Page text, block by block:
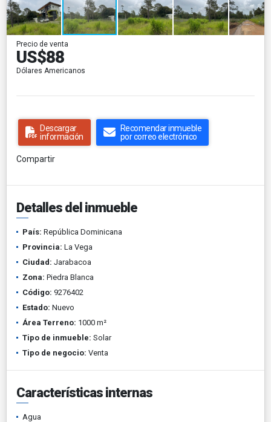
Precio de venta
US$88
Dólares Americanos
Descargar
información
Recomendar inmueble
por correo electrónico
Compartir
Detalles del inmueble
País: República Dominicana
Provincia: La Vega
Ciudad: Jarabacoa
Zona: Piedra Blanca
Código: 9276402
Estado: Nuevo
Área Terreno: 1000 m²
Tipo de inmueble: Solar
Tipo de negocio: Venta
Características internas
Agua